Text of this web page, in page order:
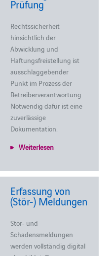
Prüfung
Rechtssicherheit
hinsichtlich der
Abwicklung und
Haftungsfreistellung ist
ausschlaggebender
Punkt im Prozess der
Betreiberverantwortung.
Notwendig dafür ist eine
zuverlässige
Dokumentation.
Weiterlesen
Erfassung von
(Stör-) Meldungen
Stör- und
Schadensmeldungen
werden vollständig digital